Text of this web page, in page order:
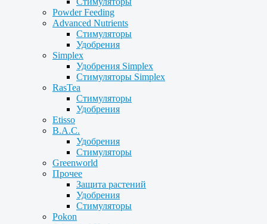
Powder Feeding
Advanced Nutrients
Стимуляторы
Удобрения
Simplex
Удобрения Simplex
Стимуляторы Simplex
RasTea
Стимуляторы
Удобрения
Etisso
B.A.C.
Удобрения
Стимуляторы
Greenworld
Прочее
Защита растений
Удобрения
Стимуляторы
Pokon